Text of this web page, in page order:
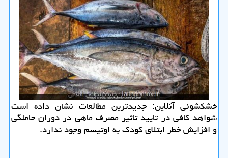
خشكشوئی آنلاین: جدیدترین مطالعات نشان داده است
شواهد كافی در تایید تاثیر مصرف ماهی در دوران حاملگی
و افزایش خطر ابتلای كودك به اوتیسم وجود ندارد.